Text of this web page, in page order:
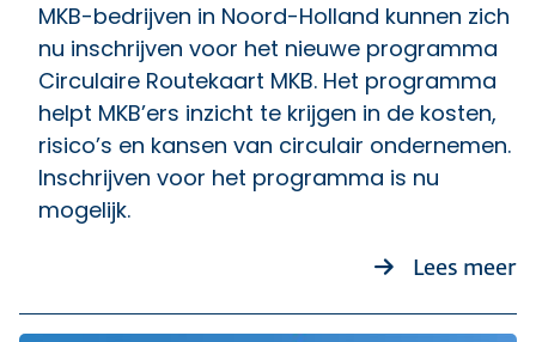
MKB-bedrijven in Noord-Holland kunnen zich
nu inschrijven voor het nieuwe programma
Circulaire Routekaart MKB. Het programma
helpt MKB’ers inzicht te krijgen in de kosten,
risico’s en kansen van circulair ondernemen.
Inschrijven voor het programma is nu
mogelijk.
Lees meer